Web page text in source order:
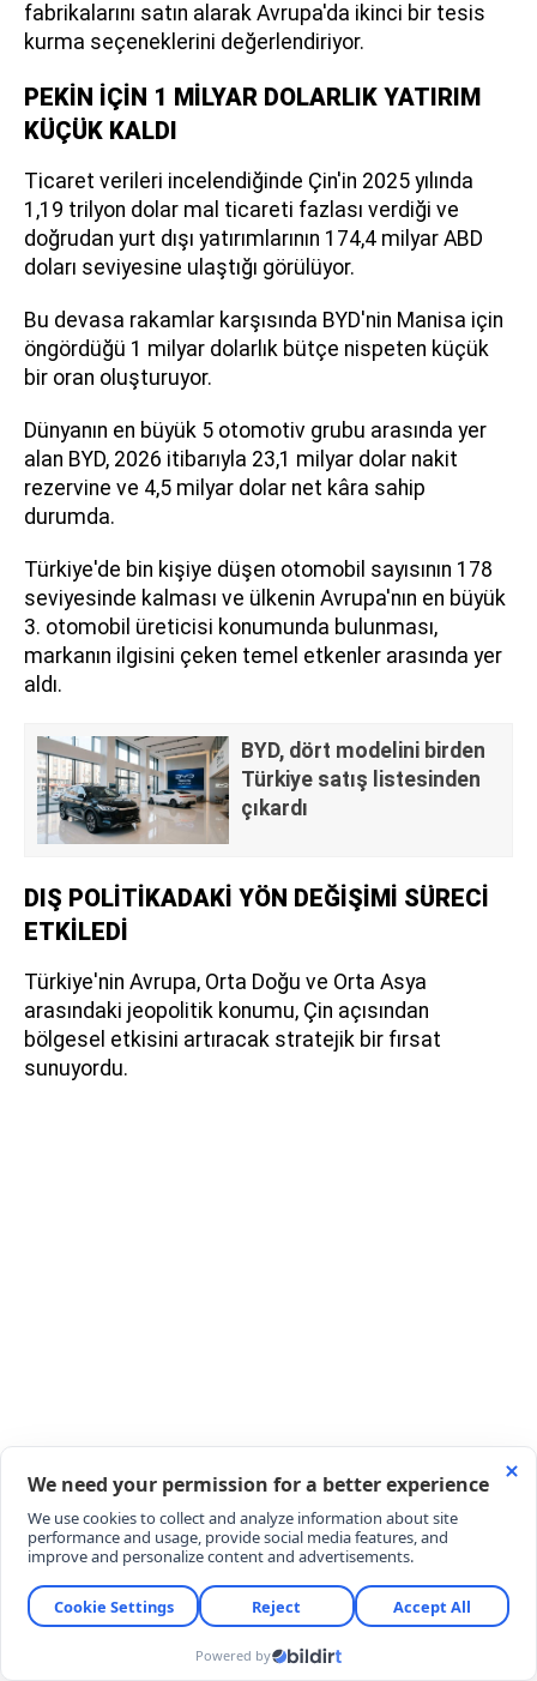
fabrikalarını satın alarak Avrupa'da ikinci bir tesis
kurma seçeneklerini değerlendiriyor.
PEKİN İÇİN 1 MİLYAR DOLARLIK YATIRIM
KÜÇÜK KALDI
Ticaret verileri incelendiğinde Çin'in 2025 yılında
1,19 trilyon dolar mal ticareti fazlası verdiği ve
doğrudan yurt dışı yatırımlarının 174,4 milyar ABD
doları seviyesine ulaştığı görülüyor.
Bu devasa rakamlar karşısında BYD'nin Manisa için
öngördüğü 1 milyar dolarlık bütçe nispeten küçük
bir oran oluşturuyor.
Dünyanın en büyük 5 otomotiv grubu arasında yer
alan BYD, 2026 itibarıyla 23,1 milyar dolar nakit
rezervine ve 4,5 milyar dolar net kâra sahip
durumda.
Türkiye'de bin kişiye düşen otomobil sayısının 178
seviyesinde kalması ve ülkenin Avrupa'nın en büyük
3. otomobil üreticisi konumunda bulunması,
markanın ilgisini çeken temel etkenler arasında yer
aldı.
BYD, dört modelini birden
Türkiye satış listesinden
çıkardı
DIŞ POLİTİKADAKİ YÖN DEĞİŞİMİ SÜRECİ
ETKİLEDİ
Türkiye'nin Avrupa, Orta Doğu ve Orta Asya
arasındaki jeopolitik konumu, Çin açısından
bölgesel etkisini artıracak stratejik bir fırsat
sunuyordu.
Türkiye, 2022 ve 2024 yıllarında Şanghay İş Birliği
Örgütü (ŞİÖ) tam üyelik hedefini duyurmuştu.
Ancak Donald Trump'ın 5 Kasım 2024 tarihinde
Ankara'nın dış politika önceliği değişti.